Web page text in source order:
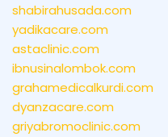
shabirahusada.com
yadikacare.com
astaclinic.com
ibnusinalombok.com
grahamedicalkurdi.com
dyanzacare.com
griyabromoclinic.com